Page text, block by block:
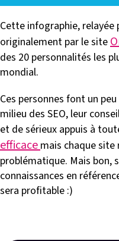
Cette infographie, relayée
originalement par le site
des 20 personnalités les
mondial.
Ces personnes font un
milieu des SEO, leur
et de sérieux appuis à
efficace mais chaque
problématique. Mais bon,
connaissances en
sera profitable :)